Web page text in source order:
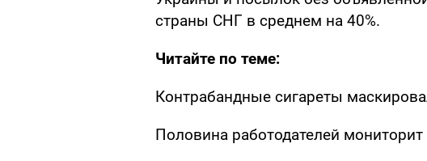
страны СНГ в среднем на 40%.
Читайте по теме:
Контрабандные сигареты
Половина работодателей мониторит